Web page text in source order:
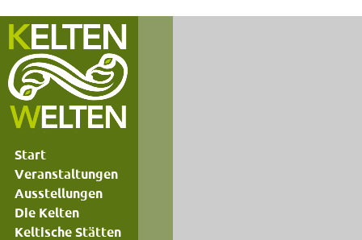
Start
Veranstaltungen
Ausstellungen
Die Kelten
Keltische Stätten